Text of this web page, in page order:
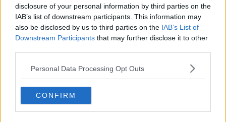
disclosure of your personal information by third parties on the
IAB’s list of downstream participants. This information may
also be disclosed by us to third parties on the IAB’s List of
Downstream Participants that may further disclose it to other
Personal Data Processing Opt Outs
CONFIRM
Maradona
Cronaca
​Ancora Covid
​Biden!
Rieccoci
Tenet
Francesco
​Il responso